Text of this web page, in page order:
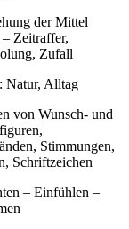
der Mittel
Zeitraffer,
Zufall
Natur, Alltag
von Wunsch- und
Stimmungen,
Schriftzeichen
– Einfühlen –